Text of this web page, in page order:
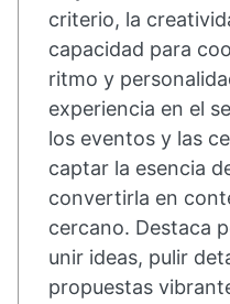
criterio, la
capacidad para
ritmo y
experiencia en el
los eventos y las
captar la esencia
convertirla en
cercano. Destaca
unir ideas, pulir
propuestas